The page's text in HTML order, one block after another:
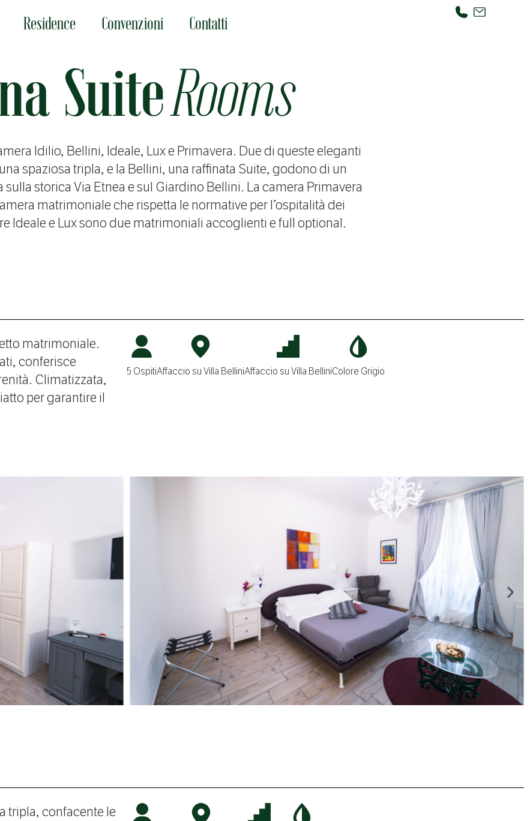
Residence Convenzioni Contatti
SuiteRooms
Idilio, Bellini, Ideale, Lux e Primavera. Due di queste eleganti
spaziosa tripla, e la Bellini, una raffinata Suite, godono di un
storica Via Etnea e sul Giardino Bellini. La camera Primavera
matrimoniale che rispetta le normative per l’ospitalità dei
Ideale e Lux sono due matrimoniali accoglienti e full optional.
matrimoniale.
conferisce
Climatizzata,
per garantire il
5 OspitiAffaccio su Villa BelliniAffaccio su Villa BelliniColore Grigio
tripla, confacente le